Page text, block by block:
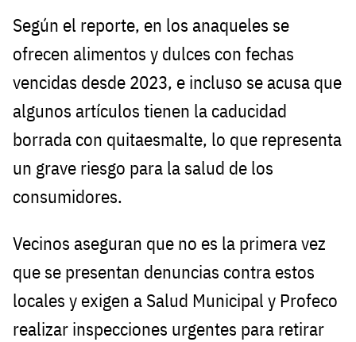
Según el reporte, en los anaqueles se
ofrecen alimentos y dulces con fechas
vencidas desde 2023, e incluso se acusa que
algunos artículos tienen la caducidad
borrada con quitaesmalte, lo que representa
un grave riesgo para la salud de los
consumidores.
Vecinos aseguran que no es la primera vez
que se presentan denuncias contra estos
locales y exigen a Salud Municipal y Profeco
realizar inspecciones urgentes para retirar